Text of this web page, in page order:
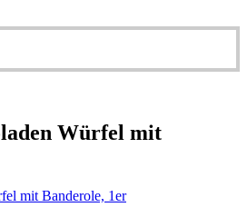
Würfel mit
mit Banderole, 1er